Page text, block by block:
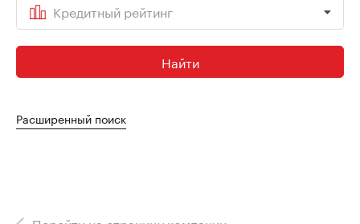
Кредитный рейтинг
Найти
Расширенный поиск